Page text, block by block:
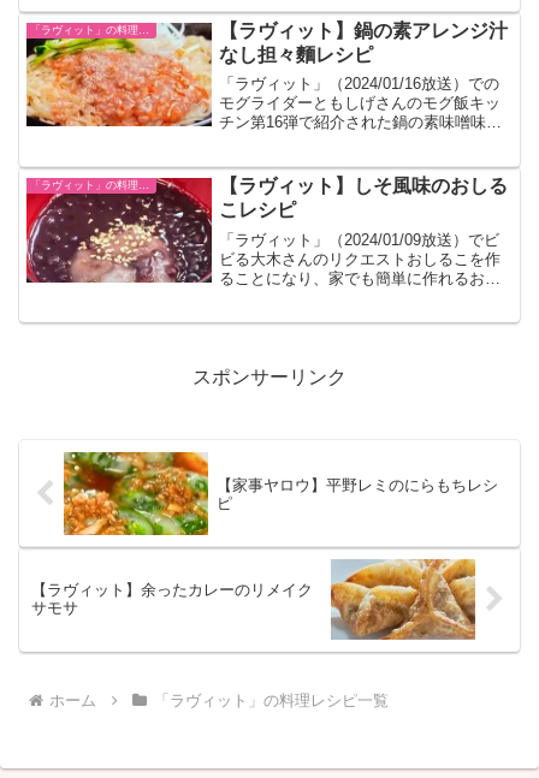
「ラヴィット」の料理レシピ一覧
【ラヴィット】鍋の素アレンジ汁
なし担々麵レシピ
「ラヴィット」（2024/01/16放送）での
モグライダーともしげさんのモグ飯キッ
チン第16弾で紹介された鍋の素味噌味を
「ラヴィット」の料理レシピ一覧
【ラヴィット】しそ風味のおしる
こレシピ
「ラヴィット」（2024/01/09放送）でビ
ビる大木さんのリクエストおしるこを作
ることになり、家でも簡単に作れるおし
スポンサーリンク
【家事ヤロウ】平野レミのにらもちレシ
ピ
【ラヴィット】余ったカレーのリメイク
サモサ
ホーム 「ラヴィット」の料理レシピ一覧